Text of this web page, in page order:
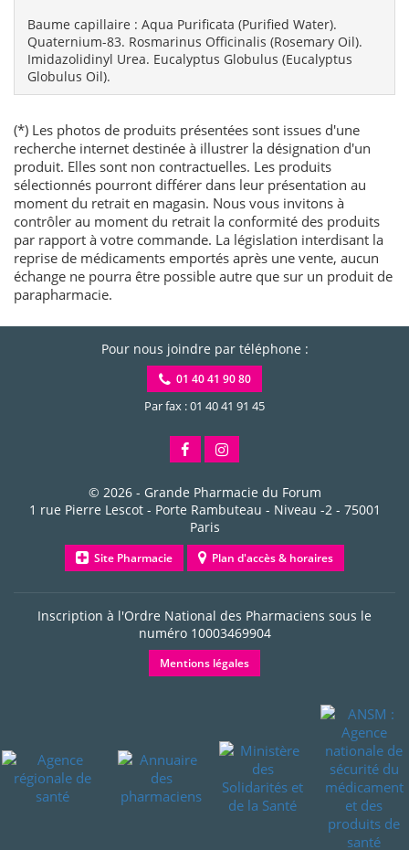
Baume capillaire : Aqua Purificata (Purified Water).
Quaternium-83. Rosmarinus Officinalis (Rosemary Oil).
Imidazolidinyl Urea. Eucalyptus Globulus (Eucalyptus
Globulus Oil).
(*) Les photos de produits présentées sont issues d'une
recherche internet destinée à illustrer la désignation d'un
produit. Elles sont non contractuelles. Les produits
sélectionnés pourront différer dans leur présentation au
moment du retrait en magasin. Nous vous invitons à
contrôler au moment du retrait la conformité des produits
par rapport à votre commande. La législation interdisant la
reprise de médicaments emportés après une vente, aucun
échange ne pourra être possible autre que sur un produit de
parapharmacie.
Pour nous joindre par téléphone :
01 40 41 90 80
Par fax : 01 40 41 91 45
© 2026 - Grande Pharmacie du Forum
1 rue Pierre Lescot - Porte Rambuteau - Niveau -2- 75001
Paris
Site Pharmacie Plan d'accès & horaires
Inscription à l'Ordre National des Pharmaciens sous le
numéro 10003469904
Mentions légales